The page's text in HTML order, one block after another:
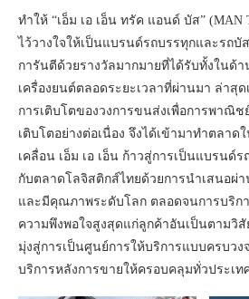
ทำให้ “เอ็ม เอ เอ็น ทรัค แอนด์ บัส” (MAN
ไว้วางใจให้เป็นแบรนด์รถบรรทุกและรถ
การันตีด้วยรางวัลมากมายที่ได้รับทั้งในด้
เครื่องยนต์ตลอดระยะเวลาที่ผ่านมา ล่าสุด
การเติบโตของวงการขนส่งเพื่อการพาณิช
เติบโตอย่างต่อเนื่อง จึงได้เข้ามาทำตลาด
เคลื่อน เอ็ม เอ เอ็น ก้าวสู่การเป็นแบรนด์
กับตลาดโลจิสติกส์ไทยด้วยการนำเสนอ
และมีคุณภาพระดับโลก ตลอดจนการบริก
ความพึงพอใจสูงสุดแก่ลูกค้าอันเป็นตามวิสั
มุ่งสู่การเป็นศูนย์การให้บริการแบบครบวง
บริการหลังการขายให้ครอบคลุมทั่วประเท